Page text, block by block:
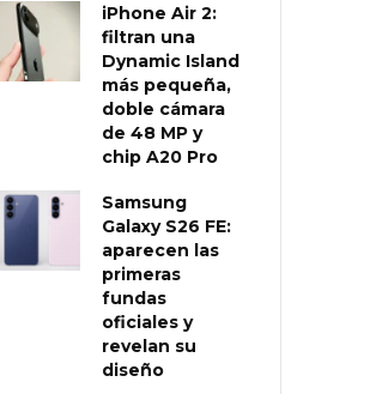
iPhone Air 2:
filtran una
Dynamic Island
más pequeña,
doble cámara
de 48 MP y
chip A20 Pro
Samsung
Galaxy S26 FE:
aparecen las
primeras
fundas
oficiales y
revelan su
diseño